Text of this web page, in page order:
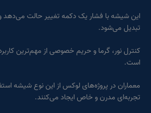
این شیشه با فشار یک دکمه تغییر حالت می‌دهد
تبدیل می‌شود.
کنترل نور، گرما و حریم خصوصی از مهم‌ترین
است.
معماران در پروژه‌های لوکس از این نوع شیشه
تجربه‌ای مدرن و خاص ایجاد می‌کنند.